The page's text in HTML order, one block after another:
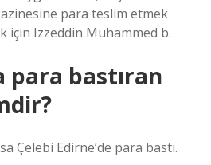
para teslim etmek
için Izzeddin Muhammed b.
para bastıran
Çelebi Edirne’de para bastı.